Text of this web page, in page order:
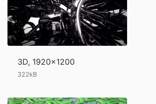
3D, 1920x1200
322kB